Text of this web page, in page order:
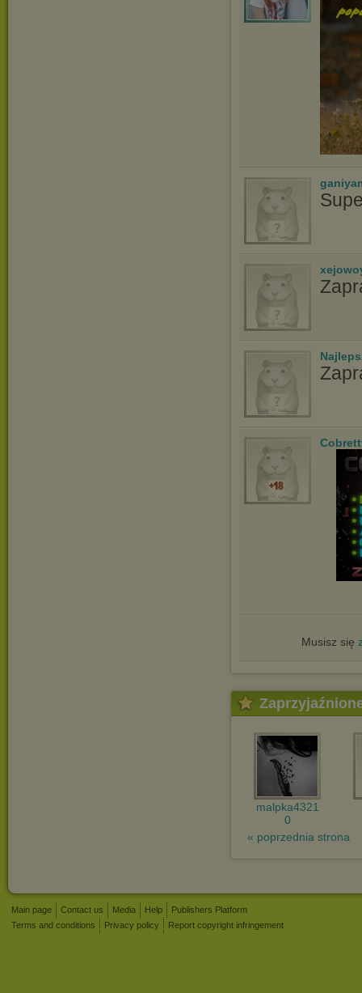
Musisz się
malpka4321
0
« poprzednia strona
Main page Contact us Media Help
Publishers Platform
Terms and conditions
Privacy policy Report copyright infringement